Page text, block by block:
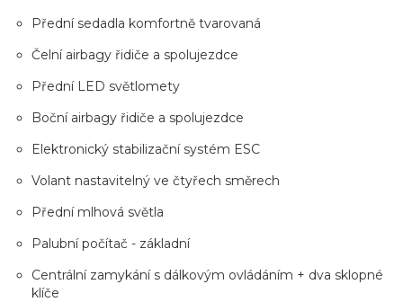
Přední sedadla komfortně tvarovaná
Čelní airbagy řidiče a spolujezdce
Přední LED světlomety
Boční airbagy řidiče a spolujezdce
Elektronický stabilizační systém ESC
Volant nastavitelný ve čtyřech směrech
Přední mlhová světla
Palubní počítač - základní
Centrální zamykání s dálkovým ovládáním + dva sklopné
klíče